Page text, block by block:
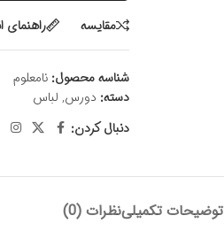
مقايسه راهنمای
شناسه محصول: نامعلوم
دسته: دورس, لباس
دنبال کردن:
توضیحات تکمیلینظرات (0)